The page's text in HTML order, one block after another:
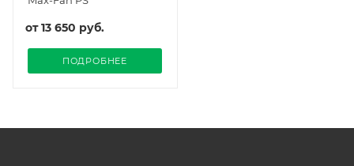
от13 650 руб.
ПОДРОБНЕЕ